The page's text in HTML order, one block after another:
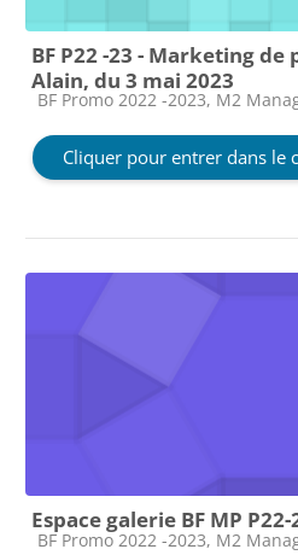
BF P22 -23 - Marketing de
Alain, du 3 mai 2023
Catégorie de cours
BF Promo 2022 -2023, M2
Cliquer pour entrer dans le
Espace galerie BF MP P22-
Catégorie de cours
BF Promo 2022 -2023, M2